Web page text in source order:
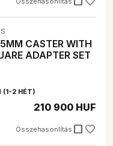
CASTER WITH
ADAPTER SET
(1-2 HÉT)
Összehasonlítás check_box_outline_blank
210 900 HUF